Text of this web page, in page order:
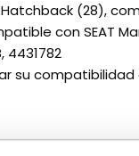
(28),
con SEAT
4431782
su